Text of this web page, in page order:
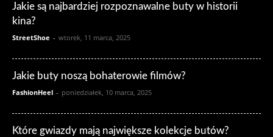
Jakie są najbardziej rozpoznawalne buty w historii
kina?
StreetShoe - wtorek, 11 marca, 2025
Jakie buty noszą bohaterowie filmów?
FashionHeel - poniedziałek, 10 marca, 2025
Które gwiazdy mają największe kolekcje butów?